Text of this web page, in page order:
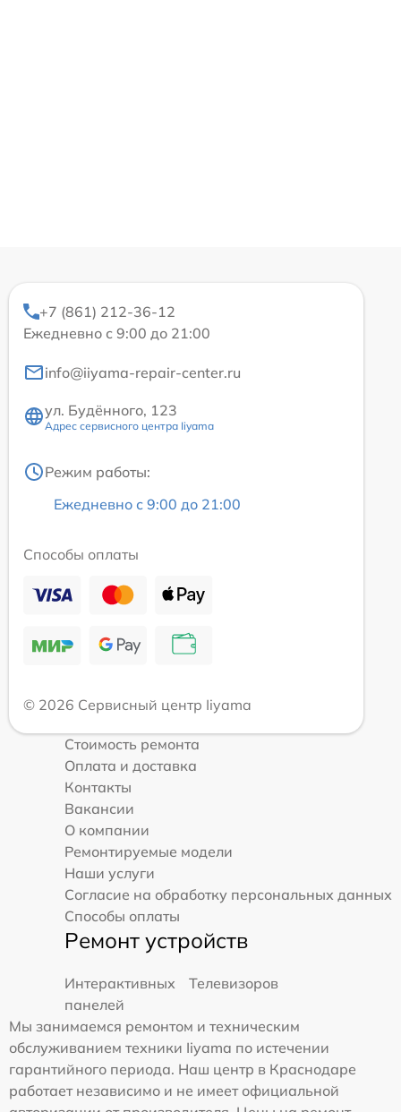
+7 (861) 212-36-12
Ежедневно с 9:00 до 21:00
info@iiyama-repair-center.ru
ул. Будённого, 123
Адрес сервисного центра Iiyama
Режим работы:
Ежедневно с 9:00 до 21:00
Способы оплаты
© 2026 Сервисный центр Iiyama
Стоимость ремонта
Оплата и доставка
Контакты
Вакансии
О компании
Ремонтируемые модели
Наши услуги
Согласие на обработку персональных данных
Способы оплаты
Ремонт устройств
Интерактивных
панелей
Телевизоров
Мы занимаемся ремонтом и техническим
обслуживанием техники Iiyama по истечении
гарантийного периода. Наш центр в Краснодаре
работает независимо и не имеет официальной